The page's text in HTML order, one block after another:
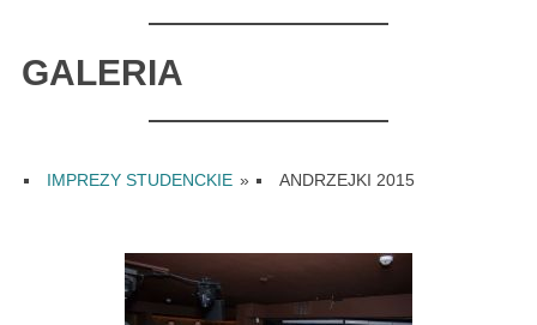
GALERIA
IMPREZY STUDENCKIE » ANDRZEJKI 2015